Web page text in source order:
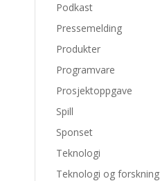
Podkast
Pressemelding
Produkter
Programvare
Prosjektoppgave
Spill
Sponset
Teknologi
Teknologi og forskning